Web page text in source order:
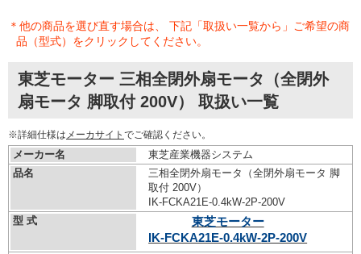
＊他の商品を選び直す場合は、 下記「取扱い一覧から」ご希望の商
品（型式）をクリックしてください。
東芝モーター 三相全閉外扇モータ（全閉外
扇モータ 脚取付 200V） 取扱い一覧
※詳細仕様は メーカサイト でご確認ください。
メーカー名
東芝産業機器システム
品名
三相全閉外扇モータ（全閉外扇モータ 脚
取付 200V）
IK-FCKA21E-0.4kW-2P-200V
型 式
東芝モーター
IK-FCKA21E-0.4kW-2P-200V